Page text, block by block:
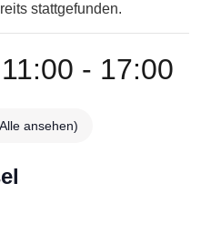
stattgefunden.
- 17:00
ansehen)